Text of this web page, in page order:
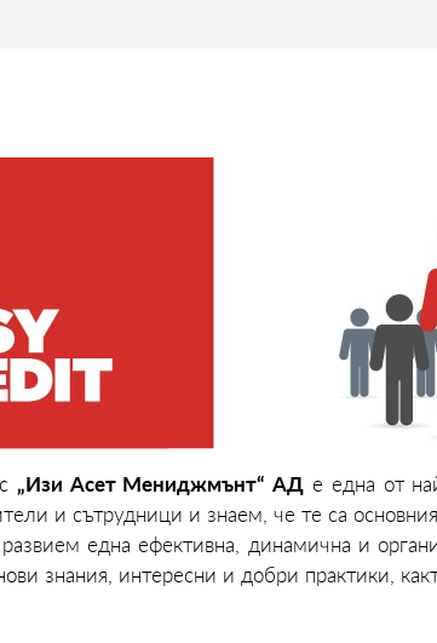
„Изи Асет Мениджмънт“ АД е една от
и сътрудници и знаем, че те са
една ефективна, динамична и
знания, интересни и добри практики,